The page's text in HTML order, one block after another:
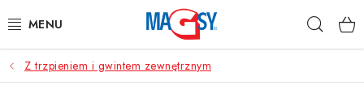
do
GŁÓWNE KATEGORIE
Z trzpieniem i gwintem zewnętrznym